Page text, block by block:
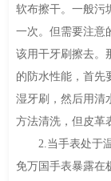
软布擦干。一般污
一次。但需要注意
该用干牙刷擦去。
的防水性能，首先
湿牙刷，然后用清
方法清洗，但皮革
2.当手表处于温
免万国手表暴露在